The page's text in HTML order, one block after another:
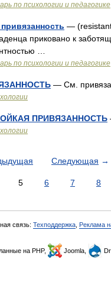
по психологии и педагогике
—
приковано к
…
по психологии и педагогике
— См.
ПРИВЯЗАННОСТЬ
Следующая →
5 6 7 8
связь: Техподдержка Реклама
на PHP, Joomla,